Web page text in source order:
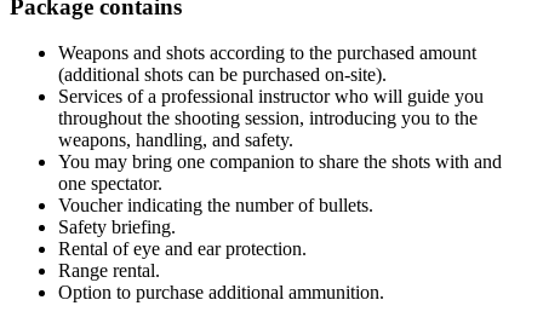
Package contains
Weapons and shots according to the purchased amount
(additional shots can be purchased on-site).
Services of a professional instructor who will guide you
throughout the shooting session, introducing you to the
weapons, handling, and safety.
You may bring one companion to share the shots with and
one spectator.
Voucher indicating the number of bullets.
Safety briefing.
Rental of eye and ear protection.
Range rental.
Option to purchase additional ammunition.